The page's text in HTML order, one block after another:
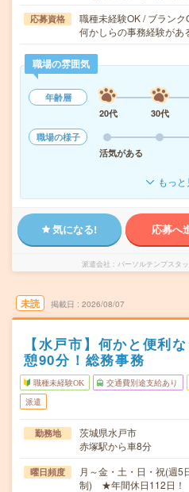
応募資格
職種未経験OK / ブラン
何かしらの事務経験が
職場の雰囲気
年齢層
20代
30代
職場の様子
活気がある
もっ
気になる! 応募へ
派遣会社 パーソルテンプスタ
未読 掲載日 2026/08/07
【水戸市】何かと便利
憩90分！総務事務
職種未経験OK 交通費別途支給あり
派遣
勤務地
茨城県水戸市
赤塚駅から車8分
曜日頻度
月～金・土・日・祝(週
制) ★年間休日112日！